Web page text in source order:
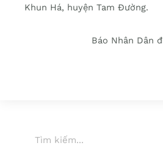
Khun Há, huyện Tam Đường.
Báo Nhân Dân